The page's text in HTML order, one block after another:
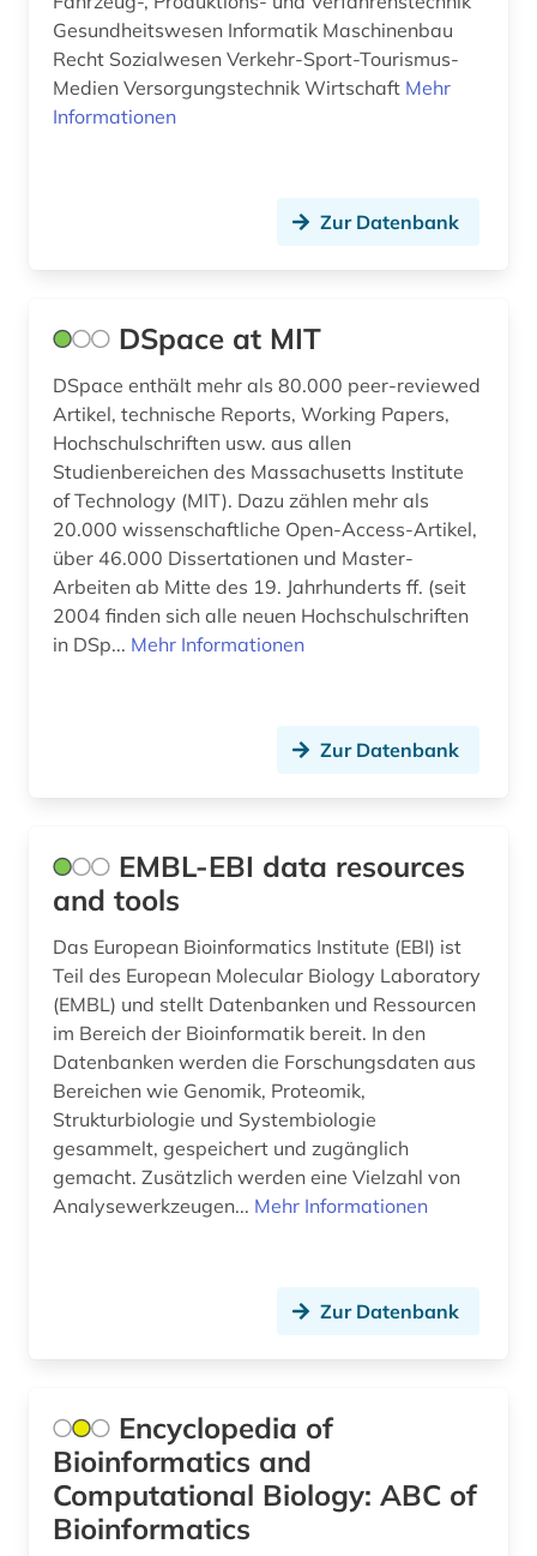
Gesundheitswesen Informatik Maschinenbau
Recht Sozialwesen Verkehr-Sport-Tourismus-
Medien Versorgungstechnik Wirtschaft Mehr
Informationen
Zur Datenbank
DSpace at MIT
DSpace enthält mehr als 80.000 peer-reviewed
Artikel, technische Reports, Working Papers,
Hochschulschriften usw. aus allen
Studienbereichen des Massachusetts Institute
of Technology (MIT). Dazu zählen mehr als
20.000 wissenschaftliche Open-Access-Artikel,
über 46.000 Dissertationen und Master-
Arbeiten ab Mitte des 19. Jahrhunderts ff. (seit
2004 finden sich alle neuen Hochschulschriften
in DSp... Mehr Informationen
Zur Datenbank
EMBL-EBI data resources
and tools
Das European Bioinformatics Institute (EBI) ist
Teil des European Molecular Biology Laboratory
(EMBL) und stellt Datenbanken und Ressourcen
im Bereich der Bioinformatik bereit. In den
Datenbanken werden die Forschungsdaten aus
Bereichen wie Genomik, Proteomik,
Strukturbiologie und Systembiologie
gesammelt, gespeichert und zugänglich
gemacht. Zusätzlich werden eine Vielzahl von
Analysewerkzeugen... Mehr Informationen
Zur Datenbank
Encyclopedia of
Bioinformatics and
Computational Biology: ABC of
Bioinformatics